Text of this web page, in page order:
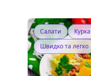
Салати Курка
Швидко та легко